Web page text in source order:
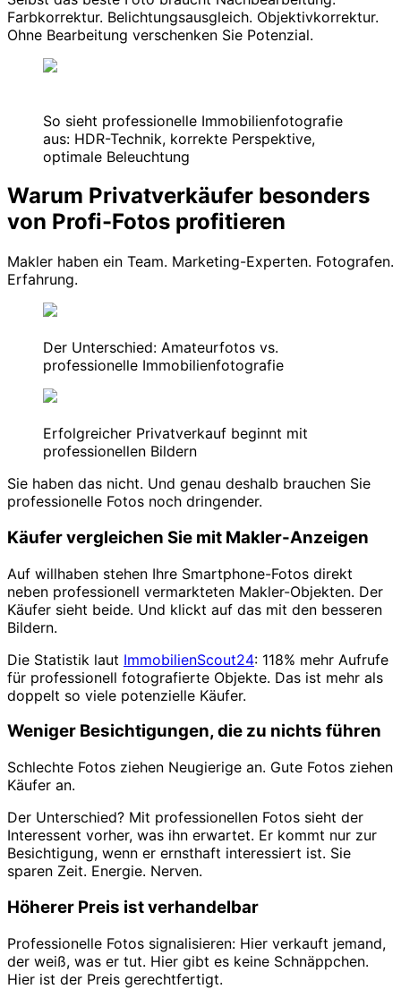
Farbkorrektur. Belichtungsausgleich. Objektivkorrektur.
Ohne Bearbeitung verschenken Sie Potenzial.
So sieht professionelle Immobilienfotografie
aus: HDR-Technik, korrekte Perspektive,
optimale Beleuchtung
Warum Privatverkäufer besonders
von Profi-Fotos profitieren
Makler haben ein Team. Marketing-Experten. Fotografen.
Erfahrung.
Der Unterschied: Amateurfotos vs.
professionelle Immobilienfotografie
Erfolgreicher Privatverkauf beginnt mit
professionellen Bildern
Sie haben das nicht. Und genau deshalb brauchen Sie
professionelle Fotos noch dringender.
Käufer vergleichen Sie mit Makler-Anzeigen
Auf willhaben stehen Ihre Smartphone-Fotos direkt
neben professionell vermarkteten Makler-Objekten. Der
Käufer sieht beide. Und klickt auf das mit den besseren
Bildern.
Die Statistik laut ImmobilienScout24: 118% mehr Aufrufe
für professionell fotografierte Objekte. Das ist mehr als
doppelt so viele potenzielle Käufer.
Weniger Besichtigungen, die zu nichts führen
Schlechte Fotos ziehen Neugierige an. Gute Fotos ziehen
Käufer an.
Der Unterschied? Mit professionellen Fotos sieht der
Interessent vorher, was ihn erwartet. Er kommt nur zur
Besichtigung, wenn er ernsthaft interessiert ist. Sie
sparen Zeit. Energie. Nerven.
Höherer Preis ist verhandelbar
Professionelle Fotos signalisieren: Hier verkauft jemand,
der weiß, was er tut. Hier gibt es keine Schnäppchen.
Hier ist der Preis gerechtfertigt.